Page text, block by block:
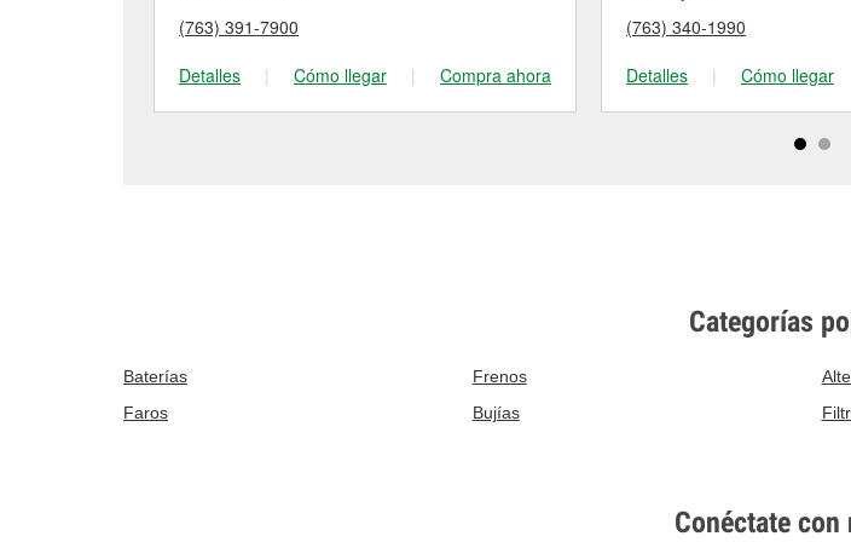
(763) 391-7900
Detalles
| Cómo llegar | Compra ahora
(763) 340-1990
Detalles
| Cómo llegar
Categorías
Baterías Frenos
Faros
Bujías
Conéctate con